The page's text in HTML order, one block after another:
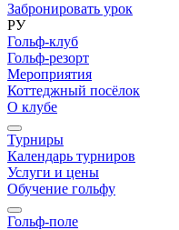
Забронировать урок
РУ
Гольф-клуб
Гольф-резорт
Мероприятия
Коттеджный посёлок
О клубе
Турниры
Календарь турниров
Услуги и цены
Обучение гольфу
Гольф-поле